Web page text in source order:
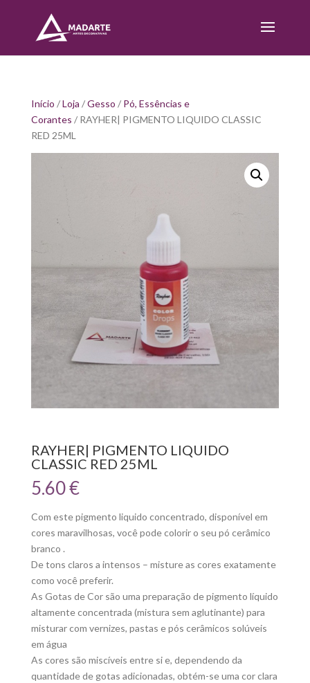
Início /Loja /Gesso / Pó, Essências e
Corantes / RAYHER| PIGMENTO LIQUIDO CLASSIC
RED 25ML
RAYHER| PIGMENTO LIQUIDO
CLASSIC RED 25ML
5.60€
Com este pigmento liquido concentrado, disponível em
cores maravilhosas, você pode colorir o seu pó cerâmico
branco .
De tons claros a intensos – misture as cores exatamente
como você preferir.
As Gotas de Cor são uma preparação de pigmento líquido
altamente concentrada (mistura sem aglutinante) para
misturar com vernizes, pastas e pós cerâmicos solúveis
em água
As cores são miscíveis entre si e, dependendo da
quantidade de gotas adicionadas, obtém-se uma cor clara